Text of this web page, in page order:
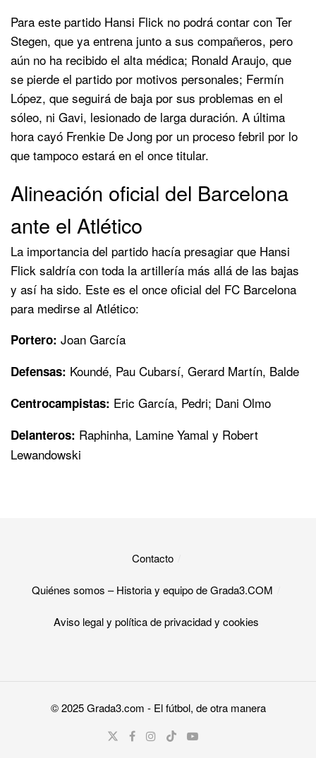
Para este partido Hansi Flick no podrá contar con Ter
Stegen, que ya entrena junto a sus compañeros, pero
aún no ha recibido el alta médica; Ronald Araujo, que
se pierde el partido por motivos personales; Fermín
López, que seguirá de baja por sus problemas en el
sóleo, ni Gavi, lesionado de larga duración. A última
hora cayó Frenkie De Jong por un proceso febril por lo
que tampoco estará en el once titular.
Alineación oficial del Barcelona
ante el Atlético
La importancia del partido hacía presagiar que Hansi
Flick saldría con toda la artillería más allá de las bajas
y así ha sido. Este es el once oficial del FC Barcelona
para medirse al Atlético:
Portero: Joan García
Defensas: Koundé, Pau Cubarsí, Gerard Martín, Balde
Centrocampistas: Eric García, Pedri; Dani Olmo
Delanteros: Raphinha, Lamine Yamal y Robert
Lewandowski
Contacto
Quiénes somos – Historia y equipo de Grada3.COM
Aviso legal y política de privacidad y cookies​
© 2025Grada3.com - El fútbol, de otra manera